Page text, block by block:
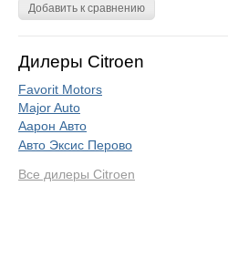
Добавить к сравнению
Дилеры Citroen
Favorit Motors
Major Auto
Аарон Авто
Авто Эксис Перово
Все дилеры Citroen